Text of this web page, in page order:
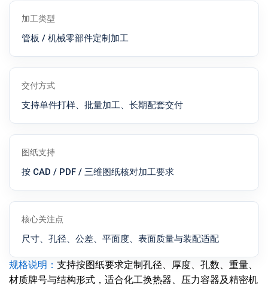
加工类型
管板 / 机械零部件定制加工
交付方式
支持单件打样、批量加工、长期配套交付
图纸支持
按 CAD / PDF / 三维图纸核对加工要求
核心关注点
尺寸、孔径、公差、平面度、表面质量与装配适配
规格说明： 支持按图纸要求定制孔径、厚度、孔数、重量、
材质牌号与结构形式，适合化工换热器、压力容器及精密机